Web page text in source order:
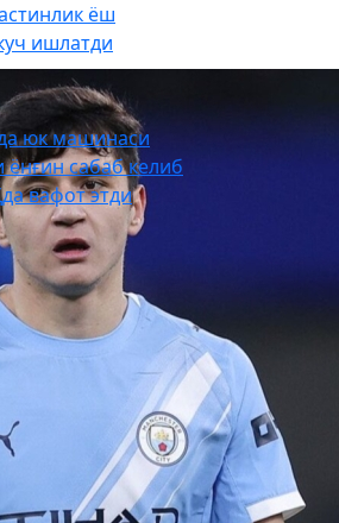
ёш
ишлатди
юк машинаси
ёнғин сабаб келиб
вафот этди